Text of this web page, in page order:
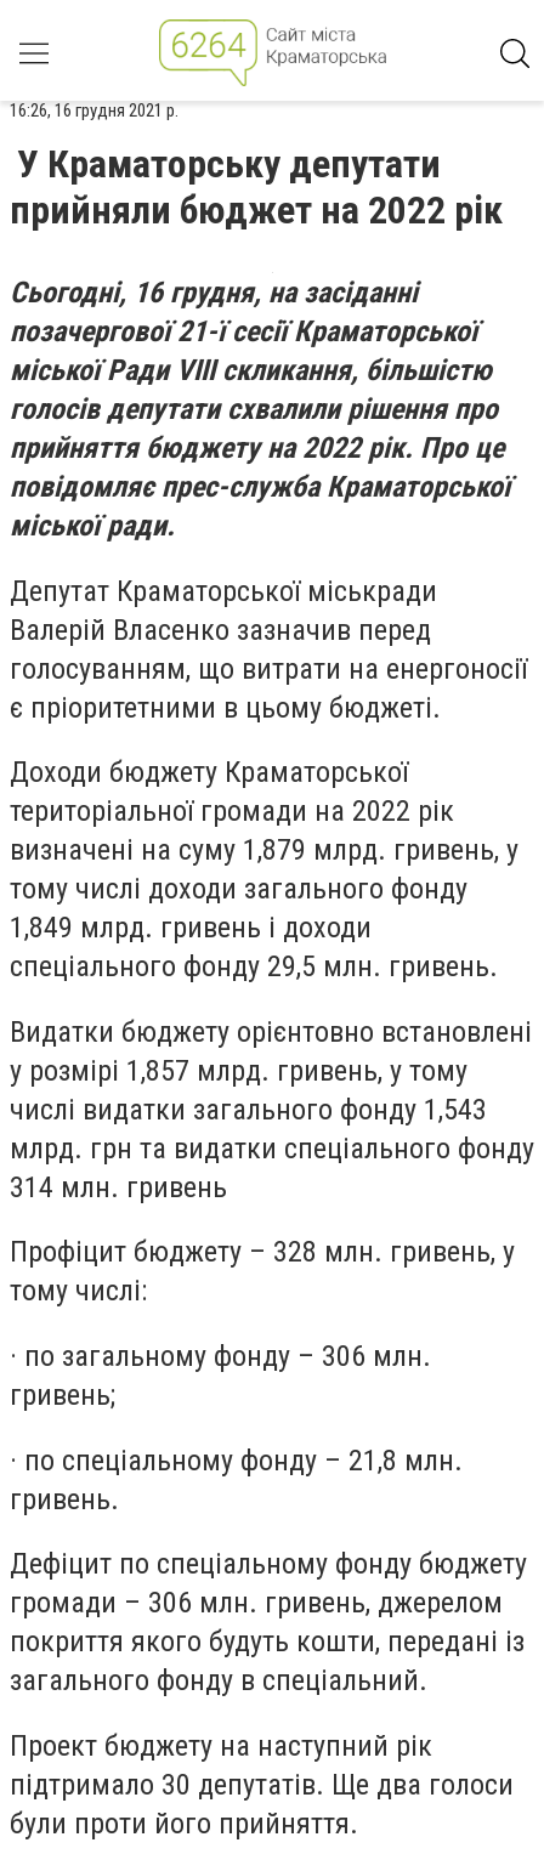
16:26, 16 грудня 2021 р.
У Краматорську депутати
прийняли бюджет на 2022 рік
Сьогодні, 16 грудня, на засіданні
позачергової 21-ї сесії Краматорської
міської Ради VIII скликання, більшістю
голосів депутати схвалили рішення про
прийняття бюджету на 2022 рік. Про це
повідомляє прес-служба Краматорської
міської ради.
Депутат Краматорської міськради
Валерій Власенко зазначив перед
голосуванням, що витрати на енергоносії
є пріоритетними в цьому бюджеті.
Доходи бюджету Краматорської
територіальної громади на 2022 рік
визначені на суму 1,879 млрд. гривень, у
тому числі доходи загального фонду
1,849 млрд. гривень і доходи
спеціального фонду 29,5 млн. гривень.
Видатки бюджету орієнтовно встановлені
у розмірі 1,857 млрд. гривень, у тому
числі видатки загального фонду 1,543
млрд. грн та видатки спеціального фонду
314 млн. гривень
Профіцит бюджету – 328 млн. гривень, у
тому числі:
· по загальному фонду – 306 млн.
гривень;
· по спеціальному фонду – 21,8 млн.
гривень.
Дефіцит по спеціальному фонду бюджету
громади – 306 млн. гривень, джерелом
покриття якого будуть кошти, передані із
загального фонду в спеціальний.
Проект бюджету на наступний рік
підтримало 30 депутатів. Ще два голоси
були проти його прийняття.